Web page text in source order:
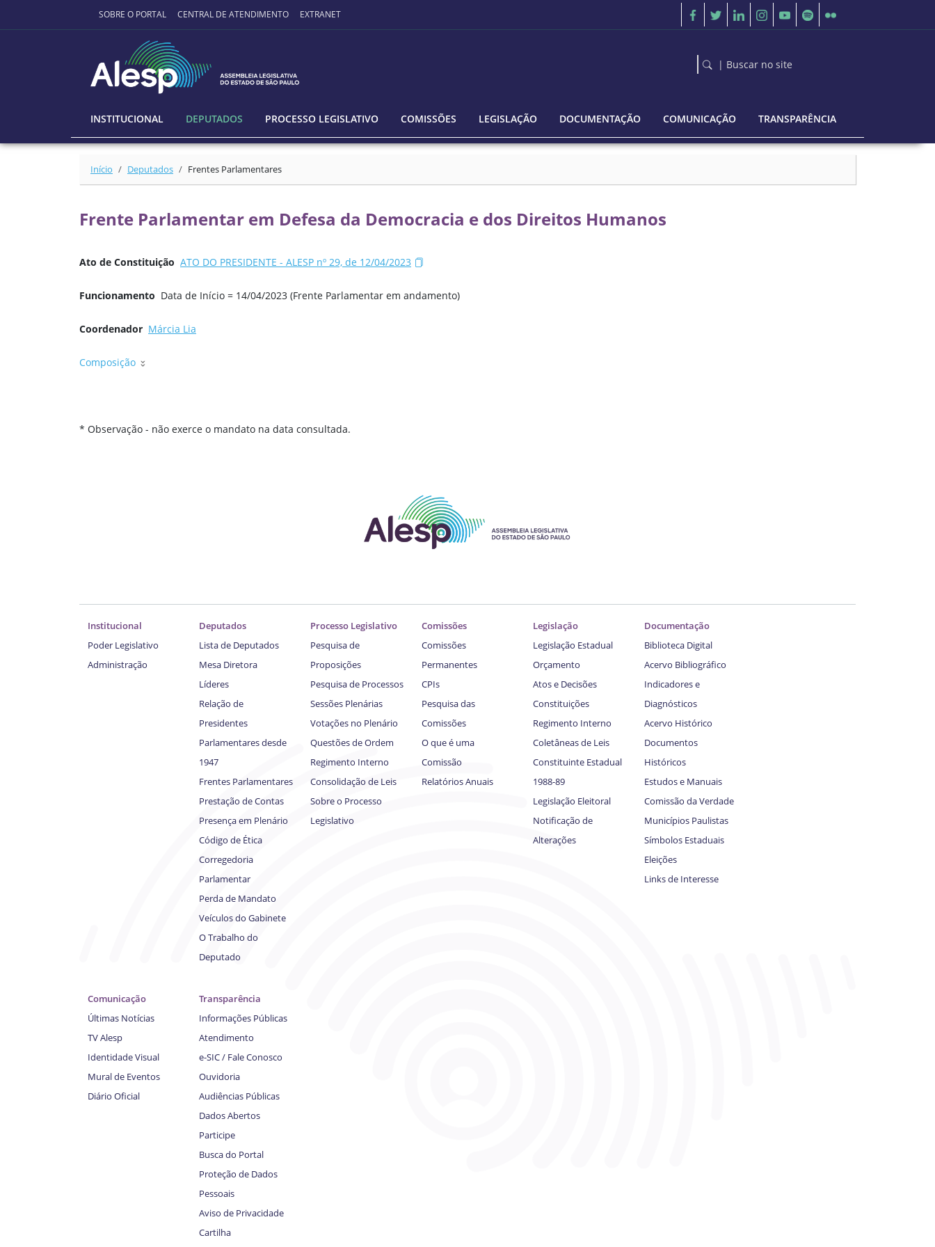
Ir para o conteúdo principal
SOBRE O PORTAL CENTRAL DE ATENDIMENTO EXTRANET
| Buscar no site
INSTITUCIONAL DEPUTADOS PROCESSO LEGISLATIVO COMISSÕES LEGISLAÇÃO DOCUMENTAÇÃO COMUNICAÇÃO TRANSPARÊNCIA
Início Deputados Frentes Parlamentares
Frente Parlamentar em Defesa da Democracia e dos Direitos Humanos
Ato de Constituição ATO DO PRESIDENTE - ALESP nº 29, de 12/04/2023
Funcionamento Data de Início = 14/04/2023 (Frente Parlamentar em andamento)
Coordenador Márcia Lia
Composição
* Observação - não exerce o mandato na data consultada.
Institucional
Poder Legislativo
Administração
Deputados
Lista de Deputados
Mesa Diretora
Líderes
Relação de
Presidentes
Parlamentares desde
1947
Frentes Parlamentares
Prestação de Contas
Presença em Plenário
Código de Ética
Corregedoria
Parlamentar
Perda de Mandato
Veículos do Gabinete
O Trabalho do
Deputado
Processo Legislativo
Pesquisa de
Proposições
Pesquisa de Processos
Sessões Plenárias
Votações no Plenário
Questões de Ordem
Regimento Interno
Consolidação de Leis
Sobre o Processo
Legislativo
Comissões
Comissões
Permanentes
CPIs
Pesquisa das
Comissões
O que é uma
Comissão
Relatórios Anuais
Legislação
Legislação Estadual
Orçamento
Atos e Decisões
Constituições
Regimento Interno
Coletâneas de Leis
Constituinte Estadual
1988-89
Legislação Eleitoral
Notificação de
Alterações
Documentação
Biblioteca Digital
Acervo Bibliográfico
Indicadores e
Diagnósticos
Acervo Histórico
Documentos
Históricos
Estudos e Manuais
Comissão da Verdade
Municípios Paulistas
Símbolos Estaduais
Eleições
Links de Interesse
Comunicação
Últimas Notícias
TV Alesp
Identidade Visual
Mural de Eventos
Diário Oficial
Transparência
Informações Públicas
Atendimento
e-SIC / Fale Conosco
Ouvidoria
Audiências Públicas
Dados Abertos
Participe
Busca do Portal
Proteção de Dados
Pessoais
Aviso de Privacidade
Cartilha